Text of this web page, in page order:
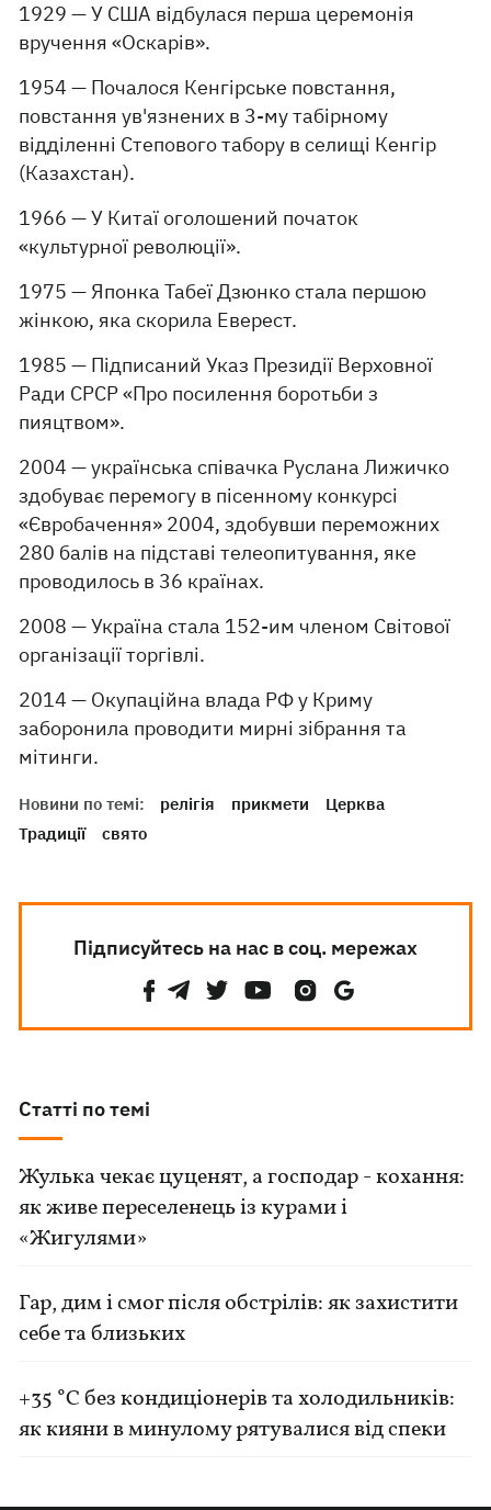
1929 — У США відбулася перша церемонія
вручення «Оскарів».
1954 — Почалося Кенгірське повстання,
повстання ув'язнених в 3-му табірному
відділенні Степового табору в селищі Кенгір
(Казахстан).
1966 — У Китаї оголошений початок
«культурної революції».
1975 — Японка Табеї Дзюнко стала першою
жінкою, яка скорила Еверест.
1985 — Підписаний Указ Президії Верховної
Ради СРСР «Про посилення боротьби з
пияцтвом».
2004 — українська співачка Руслана Лижичко
здобуває перемогу в пісенному конкурсі
«Євробачення» 2004, здобувши переможних
280 балів на підставі телеопитування, яке
проводилось в 36 країнах.
2008 — Україна стала 152-им членом Світової
організації торгівлі.
2014 — Окупаційна влада РФ у Криму
заборонила проводити мирні зібрання та
мітинги.
Новини по темі: релігія прикмети
Церква
Традиції
свято
Підписуйтесь на нас в соц. мережах
Статті по темі
Жулька чекає цуценят, а господар - кохання:
як живе переселенець із курами і
«Жигулями»
Гар, дим і смог після обстрілів: як захистити
себе та близьких
+35 °C без кондиціонерів та холодильників:
як кияни в минулому рятувалися від спеки